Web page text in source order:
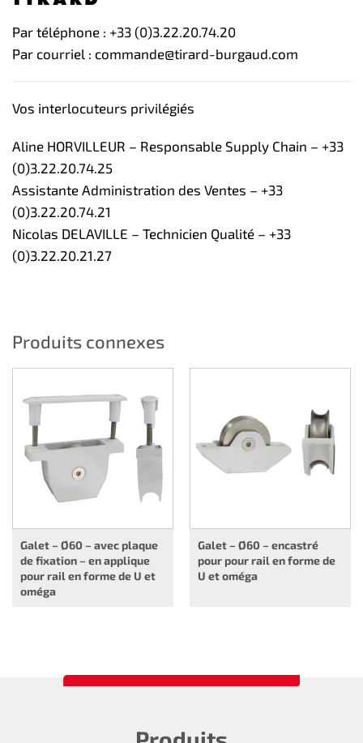
Par téléphone : +33 (0)3.22.20.74.20
Par courriel : commande@tirard-burgaud.com
Vos interlocuteurs privilégiés
Aline HORVILLEUR – Responsable Supply Chain – +33
(0)3.22.20.74.25
Assistante Administration des Ventes – +33
(0)3.22.20.74.21
Nicolas DELAVILLE – Technicien Qualité – +33
(0)3.22.20.21.27
Produits connexes
Galet – Ø60 – avec plaque
de fixation – en applique
pour rail en forme de U et
oméga
Galet – Ø60 – encastré
pour pour rail en forme de
U et oméga